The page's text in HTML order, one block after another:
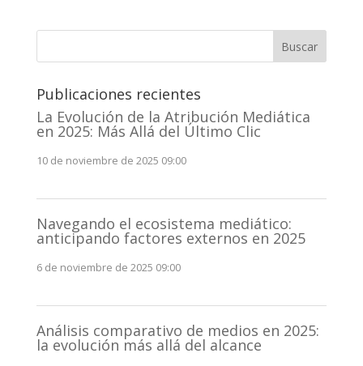
Buscar
Publicaciones recientes
La Evolución de la Atribución Mediática
en 2025: Más Allá del Último Clic
10 de noviembre de 2025 09:00
Navegando el ecosistema mediático:
anticipando factores externos en 2025
6 de noviembre de 2025 09:00
Análisis comparativo de medios en 2025:
la evolución más allá del alcance